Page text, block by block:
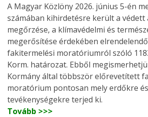
A Magyar Közlöny 2026. június 5-én
számában kihirdetésre került a védett
megőrzése, a klímavédelmi és
megerősítése érdekében
fakitermelési moratóriumról szóló
Korm. határozat. Ebből
Kormány által többször előrevetített
moratórium pontosan mely erdőkre
tevékenységekre terjed ki.
Tovább >>>